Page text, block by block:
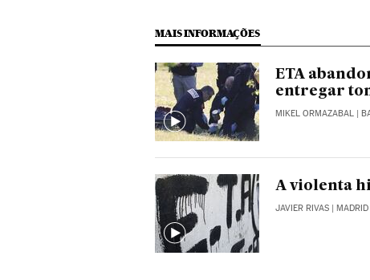
MAIS INFORMAÇÕES
ETA
entregar
MIKEL ORMAZABAL |
A violenta
JAVIER RIVAS | MADRID